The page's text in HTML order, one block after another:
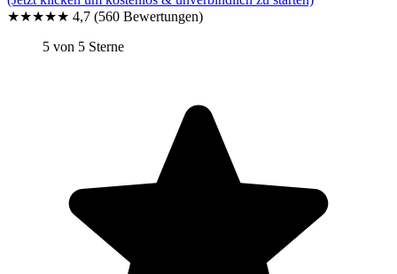
★★★★★ 4,7 (560 Bewertungen)
5 von 5 Sterne